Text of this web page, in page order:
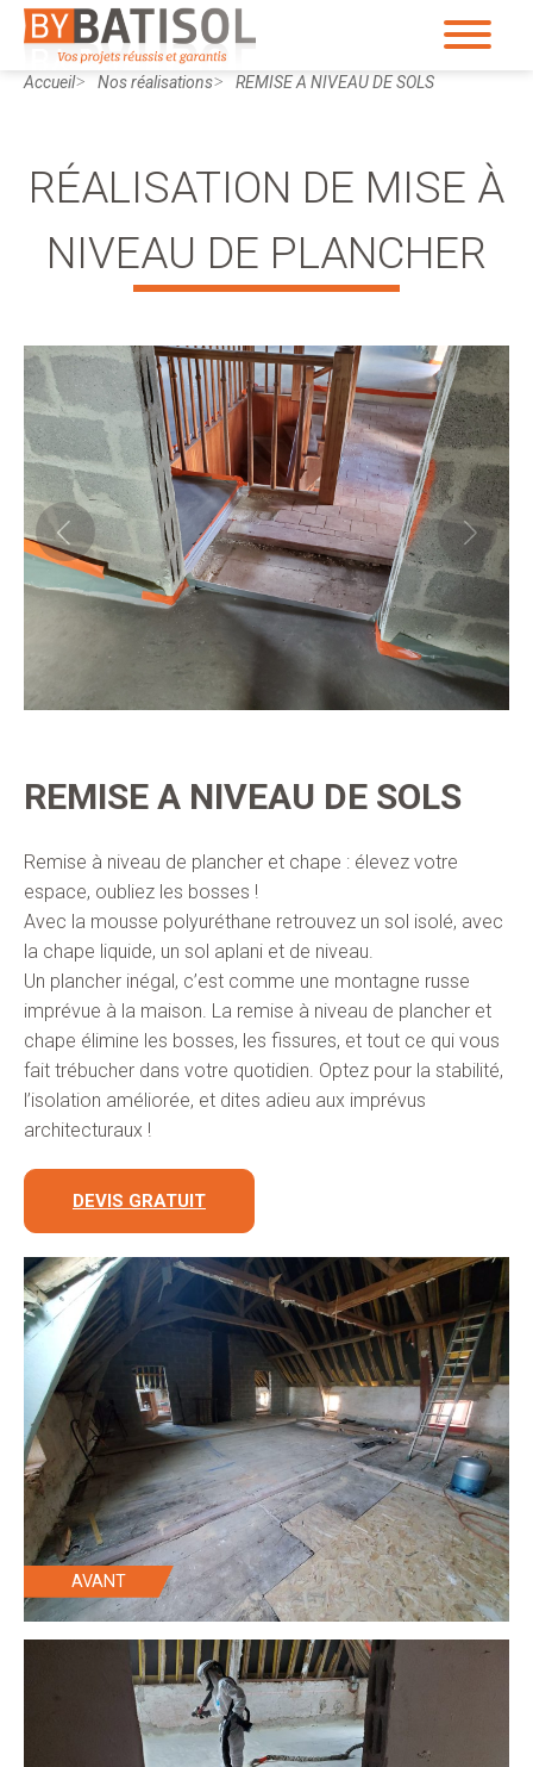
Accueil Nos réalisations REMISE A NIVEAU DE SOLS
RÉALISATION DE MISE À
NIVEAU DE PLANCHER
REMISE A NIVEAU DE SOLS
Remise à niveau de plancher et chape : élevez votre
espace, oubliez les bosses !
Avec la mousse polyuréthane retrouvez un sol isolé, avec
la chape liquide, un sol aplani et de niveau.
Un plancher inégal, c’est comme une montagne russe
imprévue à la maison. La remise à niveau de plancher et
chape élimine les bosses, les fissures, et tout ce qui vous
fait trébucher dans votre quotidien. Optez pour la stabilité,
l’isolation améliorée, et dites adieu aux imprévus
architecturaux !
DEVIS GRATUIT